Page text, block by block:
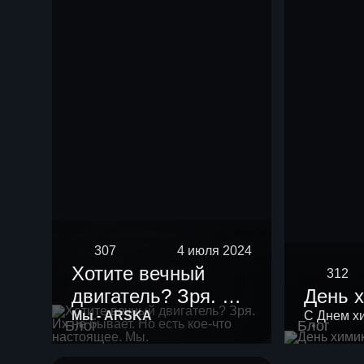
Блог
307 4 июля 2024
Хотите вечный
двигатель? Зря. Их
не бывает. Но есть
кое-что настоящее.
Мы - ARSKA
Блог
312
День
С Днем